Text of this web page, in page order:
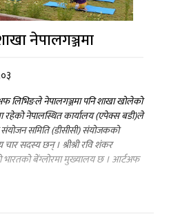
नेपालगञ्जमा
लिभिङले नेपालगञ्जमा पनि शाखा खोलेको
नेपालस्थित कार्यालय (एपेक्स बडी)ले
संयोजन समिति (डीसीसी) संयोजकको
चार सदस्य छन् । श्रीश्री रवि शंकर
बेंग्लोरमा मुख्यालय छ । आर्टअफ